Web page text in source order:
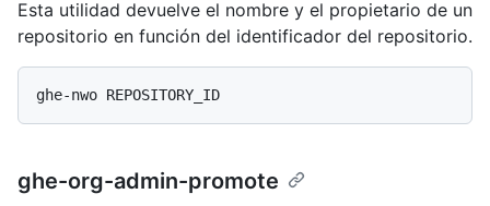
Esta utilidad devuelve el nombre y el propietario de un
repositorio en función del identificador del repositorio.
ghe-org-admin-promote